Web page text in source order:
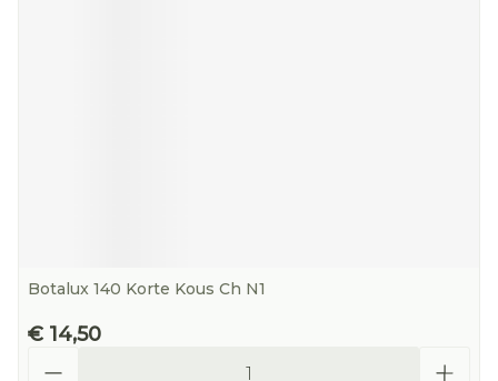
Botalux 140 Korte Kous Ch N1
€ 14,50